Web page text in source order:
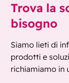
Trova la
bisogno
Siamo lieti di
prodotti e
richiamiamo in